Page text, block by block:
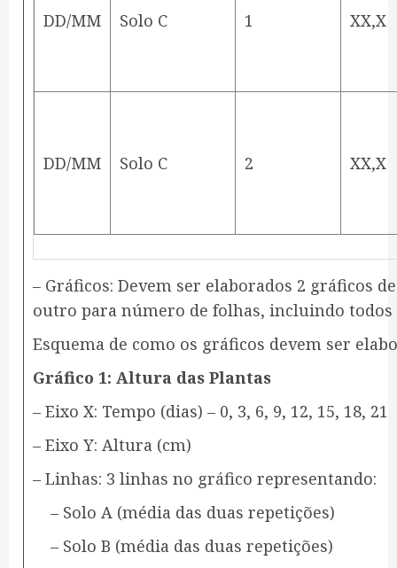
DD/MM Solo C 1 XX,X
DD/MM Solo C 2 XX,X
– Gráficos: Devem ser elaborados 2 gráficos
outro para número de folhas, incluindo
Esquema de como os gráficos devem ser
Gráfico 1: Altura das Plantas
– Eixo X: Tempo (dias) – 0, 3, 6, 9, 12, 15, 18, 21
– Eixo Y: Altura (cm)
– Linhas: 3 linhas no gráfico representando:
– Solo A (média das duas repetições)
– Solo B (média das duas repetições)